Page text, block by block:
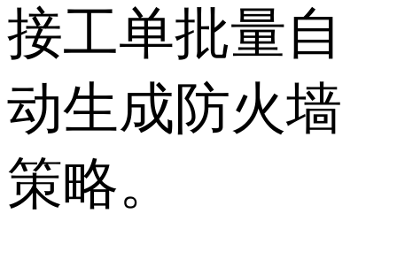
接工单批量自
动生成防火墙
策略。